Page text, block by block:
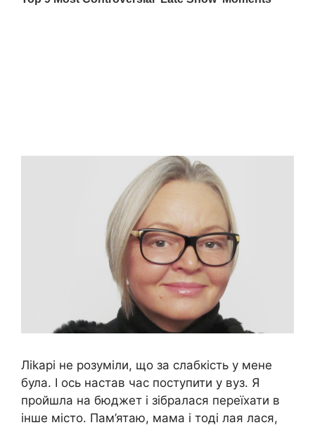
Ліkарі не розуміли, що за слабкість у мене
була. І ось настав час поступити у вуз. Я
пройшла на бюджет і зібралася переїхати в
інше місто. Пам’ятаю, мама і тоді лая лася,